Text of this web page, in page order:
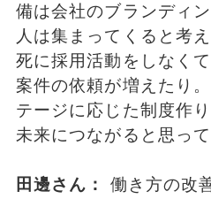
備は会社のブランディ
人は集まってくると考
死に採用活動をしなく
案件の依頼が増えたり
テージに応じた制度作
未来につながると思って
田邊さん：
働き方の改